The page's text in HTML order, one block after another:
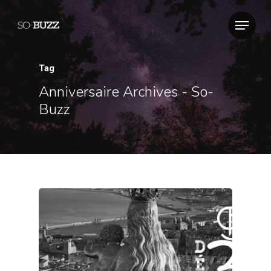
Tag
Anniversaire Archives - So-
Buzz